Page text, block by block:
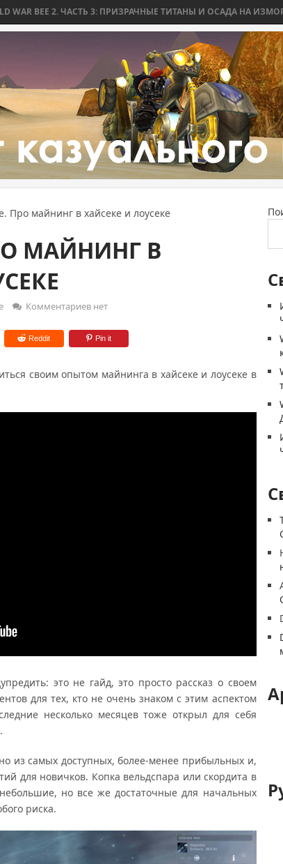
3: ПРИЗРАЧНЫЕ ТИТАНЫ И ОСАДА НА ИЗМОР WORLD
Про майнинг в хайсеке и лоусеке
МАЙНИНГ В
Комментариев нет
Reddit Pin it
своим опытом майнинга в хайсеке и лоусеке в
это не гайд, это просто рассказ о своем
для тех, кто не очень знаком с этим аспектом
несколько месяцев тоже открыл для себя
из самых доступных, более-менее прибыльных и,
для новичков. Копка вельдспара или скордита в
но все же достаточные для начальных
риска.